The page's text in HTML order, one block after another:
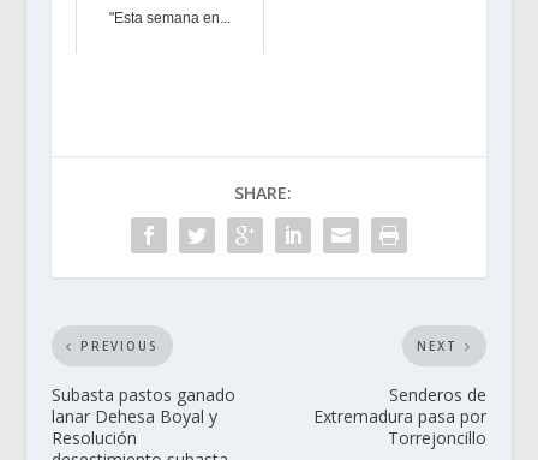
"Esta semana en...
SHARE:
PREVIOUS
Subasta pastos ganado
lanar Dehesa Boyal y
Resolución
NEXT
Senderos de
Extremadura pasa por
Torrejoncillo